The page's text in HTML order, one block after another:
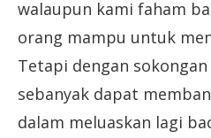
walaupun kami faham
orang mampu untuk
Tetapi dengan
sebanyak dapat
dalam meluaskan lagi